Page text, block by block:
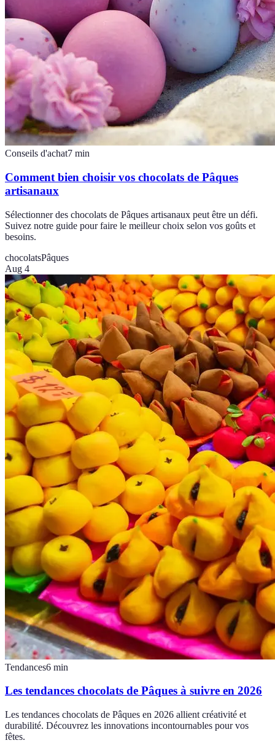
Conseils d'achat7 min
Comment bien choisir vos chocolats de Pâques
artisanaux
Sélectionner des chocolats de Pâques artisanaux peut être un défi.
Suivez notre guide pour faire le meilleur choix selon vos goûts et
besoins.
chocolatsPâques
Aug 4
Tendances6 min
Les tendances chocolats de Pâques à suivre en 2026
Les tendances chocolats de Pâques en 2026 allient créativité et
durabilité. Découvrez les innovations incontournables pour vos
fêtes.